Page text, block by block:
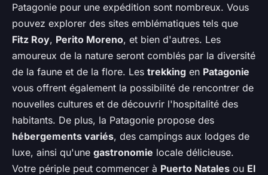
Patagonie pour une expédition sont nombreux. Vous
pouvez explorer des sites emblématiques tels que
Fitz Roy, Perito Moreno, et bien d'autres. Les
amoureux de la nature seront comblés par la diversité
de la faune et de la flore. Les trekking en Patagonie
vous offrent également la possibilité de rencontrer de
nouvelles cultures et de découvrir l'hospitalité des
habitants. De plus, la Patagonie propose des
hébergements variés, des campings aux lodges de
luxe, ainsi qu'une gastronomie locale délicieuse.
Votre périple peut commencer à Puerto Natales ou El